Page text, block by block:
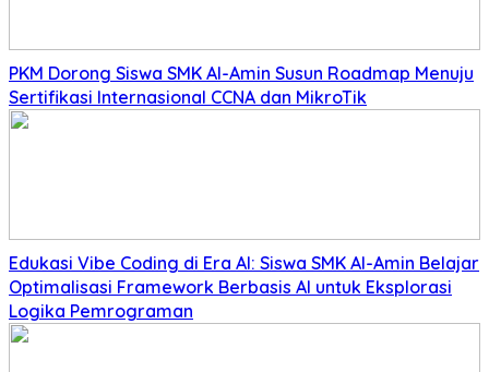
PKM Dorong Siswa SMK Al-Amin Susun Roadmap Menuju
Sertifikasi Internasional CCNA dan MikroTik
Edukasi Vibe Coding di Era AI: Siswa SMK Al-Amin Belajar
Optimalisasi Framework Berbasis AI untuk Eksplorasi
Logika Pemrograman